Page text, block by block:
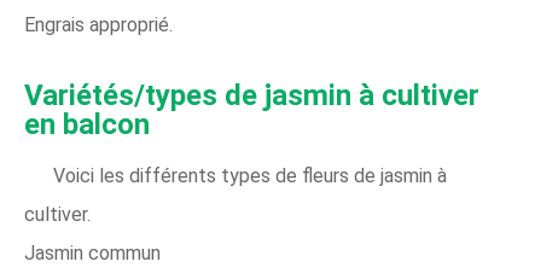
Engrais approprié.
Variétés/types de jasmin à cultiver
en balcon
Voici les différents types de fleurs de jasmin à
cultiver.
Jasmin commun